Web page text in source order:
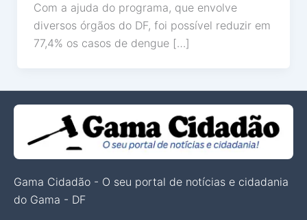
Com a ajuda do programa, que envolve
diversos órgãos do DF, foi possível reduzir em
77,4% os casos de dengue […]
Gama Cidadão - O seu portal de notícias e cidadania
do Gama - DF